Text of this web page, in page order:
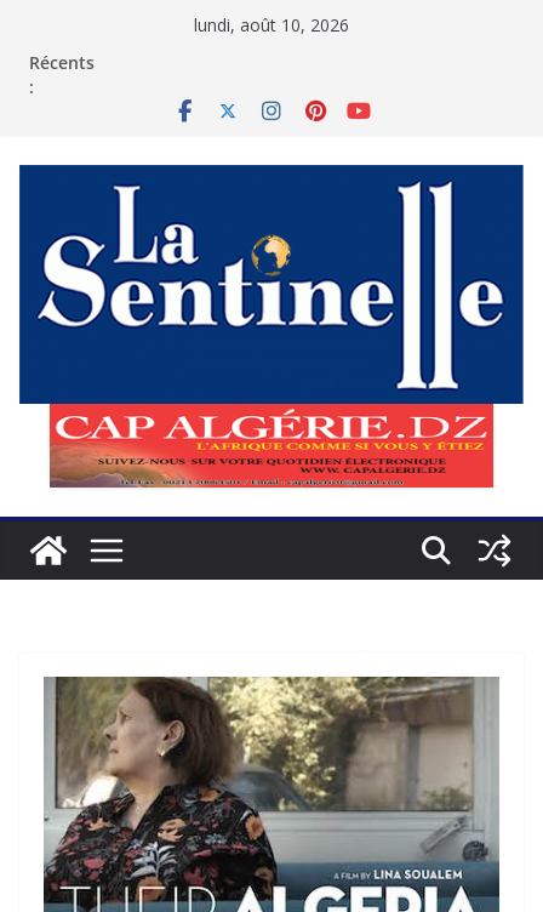
lundi, août 10, 2026
Récents
: